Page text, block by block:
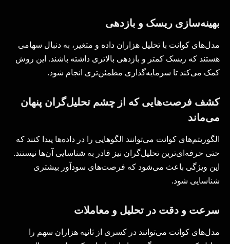
بهینه‌سازی ریسک و بازدهی
مدل‌های کوانت با تحلیل هزاران داده و متغیر، به دنبال سهامی
هستند که ریسک کمتر و بازدهی بالاتری داشته باشند. این روش
کمک می‌کند تا سرمایه‌گذاری مطمئن‌تری انجام شود.
کشف فرصت‌هایی که از چشم تحلیل‌گران پنهان
می‌ماند
الگوریتم‌های کوانت می‌توانند الگوهایی را در داده‌ها پیدا کنند که
حتی حرفه‌ای‌ترین تحلیل‌گران نیز قادر به شناسایی آن‌ها نیستند.
این ویژگی باعث می‌شود که فرصت‌های سودآور بیشتری
شناسایی شود.
سرعت و دقت در تحلیل و معاملات
مدل‌های کوانت می‌توانند در کسری از ثانیه هزاران سهم را